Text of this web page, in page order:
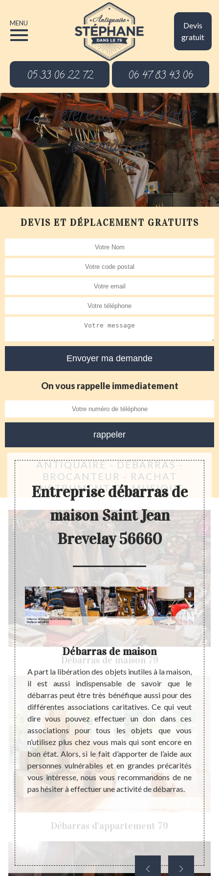
Devis
gratuit
MENU
05 33 06 22 72 06 47 83 43 06
La référence pour votre
estimation
DEVIS ET DÉPLACEMENT GRATUITS
On vous rappelle immediatement
ANTIQUAIRE - DÉBARRAS -
BROCANTEUR - RACHAT
INSTRUMENT DE MUSIQUE
Débarras de maison 79
Débarras d'appartement 79
Entreprise débarras de
maison Saint Jean
Brevelay 56660
une
la
la
et le
rats
le
un
et
Débarras de maison
A part la libération des objets inutiles à la maison,
il est aussi indispensable de savoir que le
débarras peut être très bénéfique aussi pour des
différentes associations caritatives. Ce qui veut
dire vous pouvez effectuer un don dans ces
associations pour tous les objets que vous
n’utilisez plus chez vous mais qui sont encore en
bon état. Alors, si le fait d’apporter de l’aide aux
personnes vulnérables et en grandes précarités
vous intéresse, nous vous recommandons de ne
pas hésiter à effectuer une activité de débarras.
de
une